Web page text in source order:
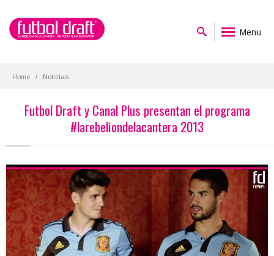
Menu
Home Noticias
Futbol Draft y Canal Plus presentan el programa
#larebeliondelacantera 2013